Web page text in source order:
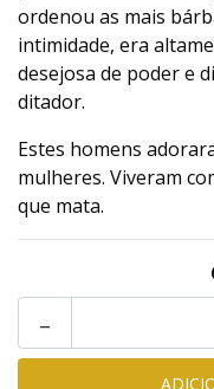
ordenou as mais
intimidade, era
desejosa de poder e
ditador.
Estes homens
mulheres. Viveram
que mata.
-